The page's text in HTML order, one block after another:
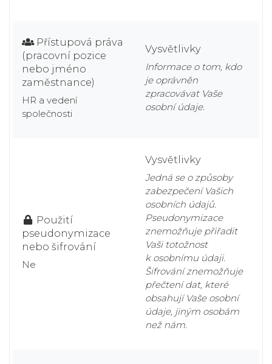
Přístupová práva
(pracovní pozice
nebo jméno
zaměstnance)
HR a vedení
společnosti
Vysvětlivky
Informace o tom, kdo
je oprávněn
zpracovávat Vaše
osobní údaje.
Použití
pseudonymizace
nebo šifrování
Ne
Vysvětlivky
Jedná se o způsoby
zabezpečení Vašich
osobních údajů.
Pseudonymizace
znemožňuje přiřadit
Vaši totožnost
k osobnímu údaji.
Šifrování znemožňuje
přečtení dat, které
obsahují Vaše osobní
údaje, jiným osobám
než nám.